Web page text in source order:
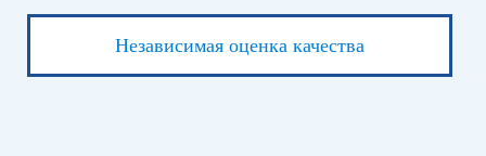
Независимая оценка качества